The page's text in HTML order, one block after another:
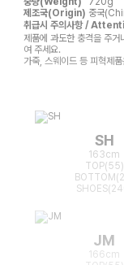
제조국(Origin) 중국
취급시 주의사항 /
제품에 과도한 충격을 주거
여 주세요.
가죽, 스웨이드 등 피혁제
SH
163cm
TOP(55)
JM
166cm